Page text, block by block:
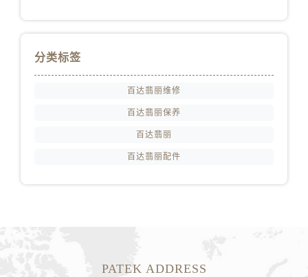
分类标签
百达翡丽维修
百达翡丽保养
百达翡丽
百达翡丽配件
PATEK ADDRESS